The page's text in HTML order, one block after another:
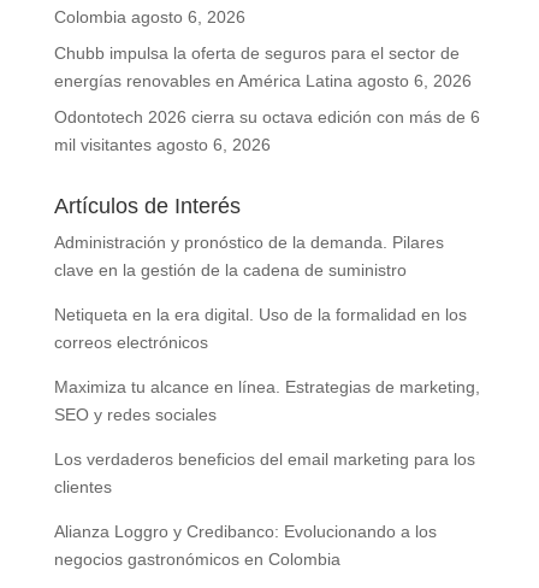
Colombia agosto 6, 2026
Chubb impulsa la oferta de seguros para el sector de
energías renovables en América Latina agosto 6, 2026
Odontotech 2026 cierra su octava edición con más de 6
mil visitantes agosto 6, 2026
Artículos de Interés
Administración y pronóstico de la demanda. Pilares
clave en la gestión de la cadena de suministro
Netiqueta en la era digital. Uso de la formalidad en los
correos electrónicos
Maximiza tu alcance en línea. Estrategias de marketing,
SEO y redes sociales
Los verdaderos beneficios del email marketing para los
clientes
Alianza Loggro y Credibanco: Evolucionando a los
negocios gastronómicos en Colombia